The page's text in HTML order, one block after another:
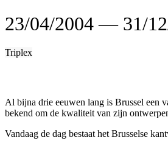
23/04/2004― 31/
Triplex
Al bijna drie eeuwen lang is Brussel een
bekend om de kwaliteit van zijn
Vandaag de dag bestaat het Brusselse